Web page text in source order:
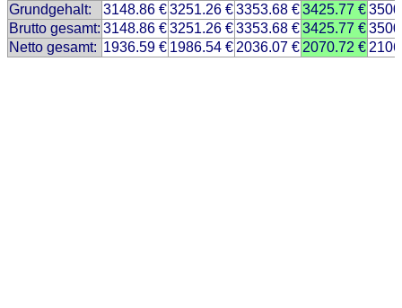
Grundgehalt:
3148.86 €3251.26 €3353.68 €3425.77 €
Brutto gesamt: 3148.86 €3251.26 €3353.68 €3425.77 €
Netto gesamt: 1936.59 € 1986.54 € 2036.07 € 2070.72 €